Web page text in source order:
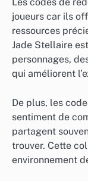
Les codes de
joueurs car ils
ressources
Jade Stellaire
personnages,
qui améliorent
De plus, les
sentiment de
partagent
trouver. Cette
environnement